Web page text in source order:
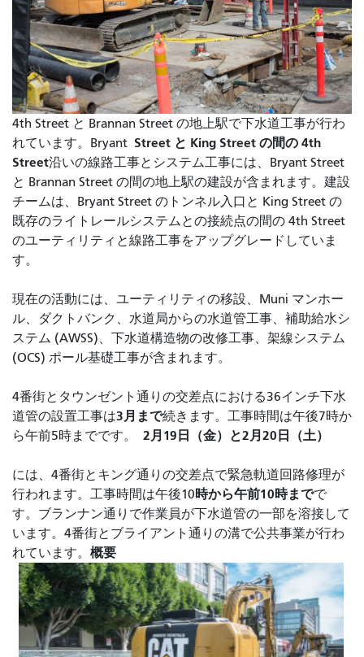
4th Street と Brannan Street の地上駅で下水道工事が行わ
れています。Bryant Street と King Street の間の 4th
Street沿いの線路工事とシステム工事には、Bryant Street
と Brannan Street の間の地上駅の建設が含まれます。建設
チームは、Bryant Street のトンネル入口と King Street の
既存のライトレールシステムとの接続点の間の 4th Street
のユーティリティと線路工事をアップグレードしていま
す。
現在の活動には、ユーティリティの移設、Muni マンホー
ル、ダクトバンク、水道局からの水道管工事、補助給水シ
ステム (AWSS)、下水道構造物の改修工事、架線システム
(OCS) ポール基礎工事が含まれます。
4番街とタウンゼント通りの交差点における36インチ下水
道管の設置工事は3月まで続きます。工事時間は午後7時か
ら午前5時までです。 2月19日（金）と2月20日（土）
には、4番街とキング通りの交差点で緊急軌道回路修理が
行われます。工事時間は午後10時から午前10時までで
す。 ブランナン通りで作業員が下水道管の一部を溶接して
います。4番街とブライアント通りの溝で公共事業が行わ
れています。 概要